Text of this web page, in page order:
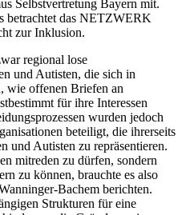
Selbstvertretung Bayern mit.
betrachtet das NETZWERK
zur Inklusion.
regional lose
und Autisten, die sich in
wie offenen Briefen an
für ihre Interessen
wurden jedoch
beteiligt, die ihrerseits
und Autisten zu repräsentieren.
mitreden zu dürfen, sondern
zu können, brauchte es also
Bachem berichten.
Strukturen für eine